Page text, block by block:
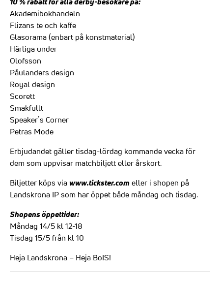
Akademibokhandeln
Flizans te och kaffe
Glasorama (enbart på konstmaterial)
Härliga under
Olofsson
Påulanders design
Royal design
Scorett
Smakfullt
Speaker´s Corner
Petras Mode
Erbjudandet gäller tisdag-lördag kommande vecka för
dem som uppvisar matchbiljett eller årskort.
Biljetter köps via www.tickster.com eller i shopen på
Landskrona IP som har öppet både måndag och tisdag.
Shopens öppettider:
Måndag 14/5 kl 12-18
Tisdag 15/5 från kl 10
Heja Landskrona – Heja BoIS!